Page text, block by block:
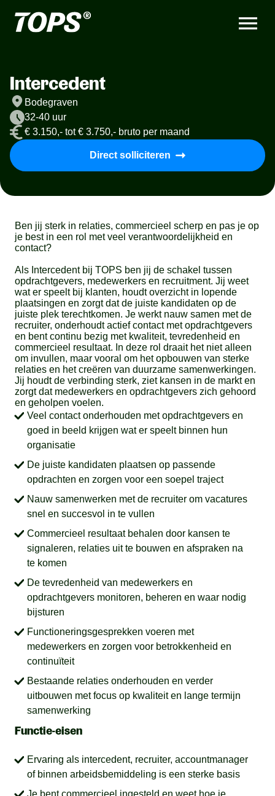
Intercedent
Bodegraven
32-40 uur
€ 3.150,- tot € 3.750,- bruto per maand
Direct solliciteren
Ben jij sterk in relaties, commercieel scherp en pas je op
je best in een rol met veel verantwoordelijkheid en
contact?
Als Intercedent bij TOPS ben jij de schakel tussen
opdrachtgevers, medewerkers en recruitment. Jij weet
wat er speelt bij klanten, houdt overzicht in lopende
plaatsingen en zorgt dat de juiste kandidaten op de
juiste plek terechtkomen. Je werkt nauw samen met de
recruiter, onderhoudt actief contact met opdrachtgevers
en bent continu bezig met kwaliteit, tevredenheid en
commercieel resultaat. In deze rol draait het niet alleen
om invullen, maar vooral om het opbouwen van sterke
relaties en het creëren van duurzame samenwerkingen.
Jij houdt de verbinding sterk, ziet kansen in de markt en
zorgt dat medewerkers en opdrachtgevers zich gehoord
en geholpen voelen.
Veel contact onderhouden met opdrachtgevers en
goed in beeld krijgen wat er speelt binnen hun
organisatie
De juiste kandidaten plaatsen op passende
opdrachten en zorgen voor een soepel traject
Nauw samenwerken met de recruiter om vacatures
snel en succesvol in te vullen
Commercieel resultaat behalen door kansen te
signaleren, relaties uit te bouwen en afspraken na
te komen
De tevredenheid van medewerkers en
opdrachtgevers monitoren, beheren en waar nodig
bijsturen
Functioneringsgesprekken voeren met
medewerkers en zorgen voor betrokkenheid en
continuïteit
Bestaande relaties onderhouden en verder
uitbouwen met focus op kwaliteit en lange termijn
samenwerking
Functie-eisen
Ervaring als intercedent, recruiter, accountmanager
of binnen arbeidsbemiddeling is een sterke basis
Je bent commercieel ingesteld en weet hoe je